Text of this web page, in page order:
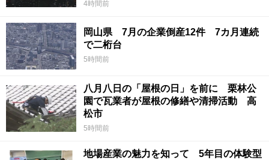
4時間前
岡山県 7月の企業倒産12件 7カ月連続
で二桁台
5時間前
八月八日の「屋根の日」を前に 栗林公
園で瓦業者が屋根の修繕や清掃活動 高
松市
5時間前
地場産業の魅力を知って 5年目の体験型